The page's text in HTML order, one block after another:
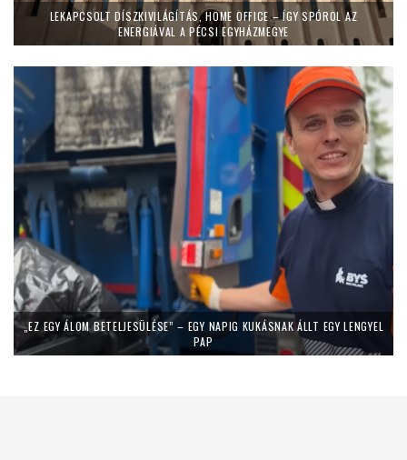
LEKAPCSOLT DÍSZKIVILÁGÍTÁS, HOME OFFICE – ÍGY SPÓROL AZ
ENERGIÁVAL A PÉCSI EGYHÁZMEGYE
„EZ EGY ÁLOM BETELJESÜLÉSE” – EGY NAPIG KUKÁSNAK ÁLLT EGY LENGYEL
PAP